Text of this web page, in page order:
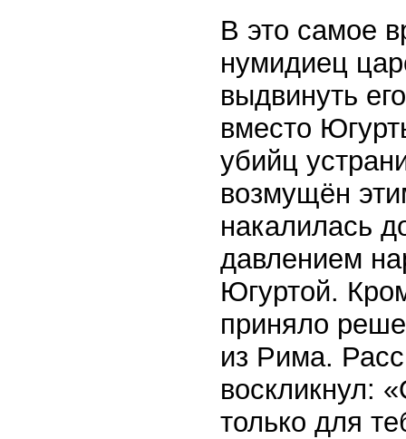
В это самое
нумидиец
выдвинуть
вместо
убийц
возмущён
накалилась
давлением
Югуртой.
приняло
из Рима.
воскликнул:
только для